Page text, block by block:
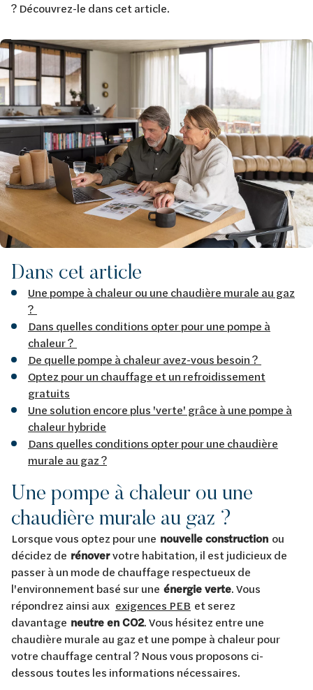
? Découvrez-le dans cet article.
Image
Dans cet article
Une pompe à chaleur ou une chaudière murale au gaz
?
Dans quelles conditions opter pour une pompe à
chaleur ?
De quelle pompe à chaleur avez-vous besoin ?
Optez pour un chauffage et un refroidissement
gratuits
Une solution encore plus 'verte' grâce à une pompe à
chaleur hybride
Dans quelles conditions opter pour une chaudière
murale au gaz ?
Une pompe à chaleur ou une
chaudière murale au gaz ?
Lorsque vous optez pour une nouvelle construction ou
décidez de rénovervotre habitation, il est judicieux de
passer à un mode de chauffage respectueux de
l'environnement basé sur une énergie verte. Vous
répondrez ainsi aux exigences PEB et serez
davantage neutre en CO2. Vous hésitez entre une
chaudière murale au gaz et une pompe à chaleur pour
votre chauffage central ? Nous vous proposons ci-
dessous toutes les informations nécessaires.